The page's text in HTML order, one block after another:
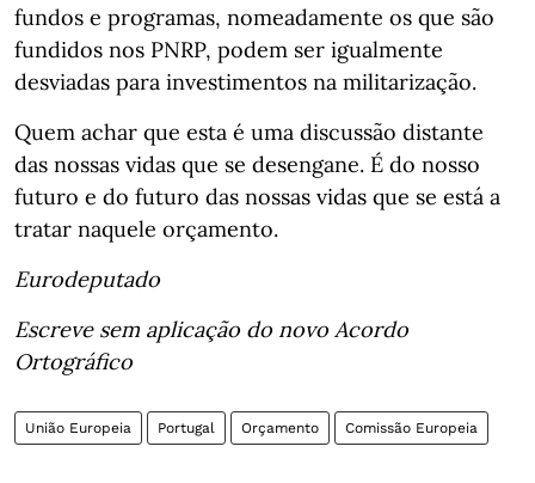
fundos e programas, nomeadamente os que são
fundidos nos PNRP, podem ser igualmente
desviadas para investimentos na militarização.
Quem achar que esta é uma discussão distante
das nossas vidas que se desengane. É do nosso
futuro e do futuro das nossas vidas que se está a
tratar naquele orçamento.
Eurodeputado
Escreve sem aplicação do novo Acordo
Ortográfico
União Europeia Portugal Orçamento Comissão Europeia